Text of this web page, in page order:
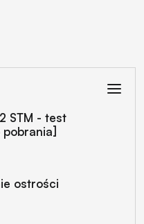
STM - test
ostrości